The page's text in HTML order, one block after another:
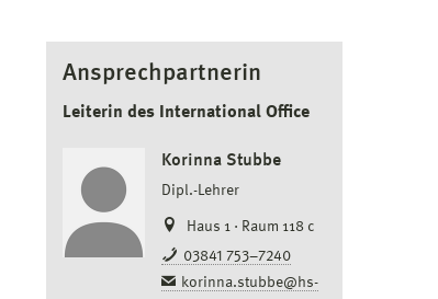
Ansprechpartnerin
Leiterin des International Office
Korinna Stubbe
Dipl.-Lehrer
Haus 1 · Raum 118 c
03841 753–7240
korinna.stubbe@hs-